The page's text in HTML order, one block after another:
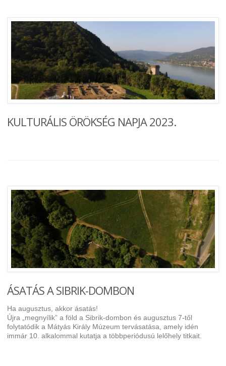
KULTURÁLIS ÖRÖKSÉG NAPJA 2023.
ÁSATÁS A SIBRIK-DOMBON
Ha augusztus, akkor ásatás!
Újra „megnyílik” a föld a Sibrik-dombon és augusztus 7-től
folytatódik a Mátyás Király Múzeum tervásatása, amely idén
immár 10. alkalommal kutatja a többperiódusú lelőhely titkait.